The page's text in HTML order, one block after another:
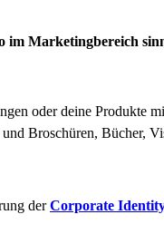
Marketingbereich
oder deine Produkte
Broschüren, Bücher,
derCorporate